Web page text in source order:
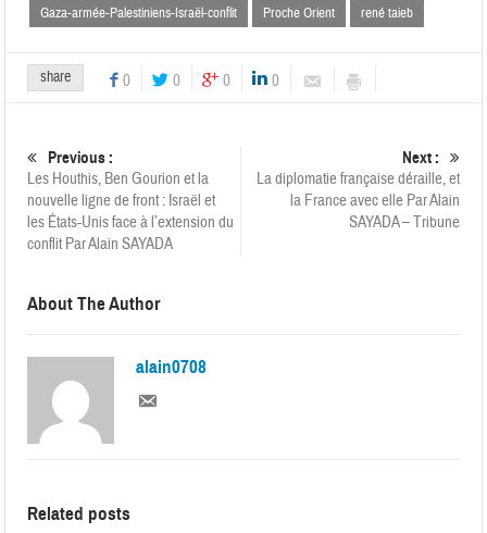
Gaza-armée-Palestiniens-Israël-conflit
Proche Orient rené taieb
share 0 0 0 0
Previous :
Les Houthis, Ben Gourion et la
nouvelle ligne de front : Israël et
les États-Unis face à l’extension du
conflit Par Alain SAYADA
Next :
La diplomatie française déraille, et
la France avec elle Par Alain
SAYADA – Tribune
About The Author
alain0708
Related posts